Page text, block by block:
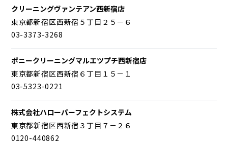
クリーニングヴァンテアン西新宿店
東京都新宿区西新宿５丁目２５－６
03-3373-3268
ポニークリーニングマルエツプチ西新宿店
東京都新宿区西新宿６丁目１５－１
03-5323-0221
株式会社ハローパーフェクトシステム
東京都新宿区西新宿３丁目７－２６
0120-440862